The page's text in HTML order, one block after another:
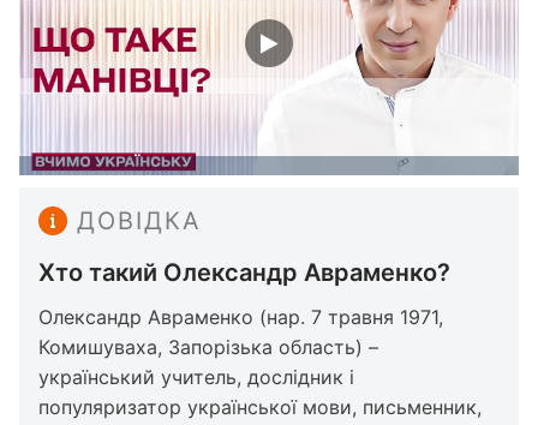
ДОВІДКА
Хто такий Олександр Авраменко?
Олександр Авраменко (нар. 7 травня 1971,
Комишуваха, Запорізька область) –
український учитель, дослідник і
популяризатор української мови, письменник,